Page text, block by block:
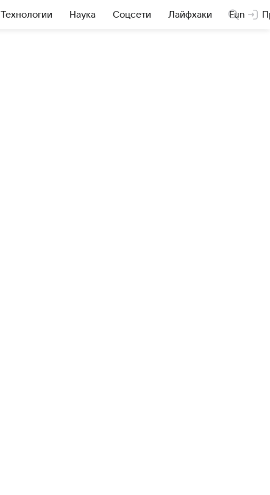
Технологии Наука Соцсети Лайфхаки Fun